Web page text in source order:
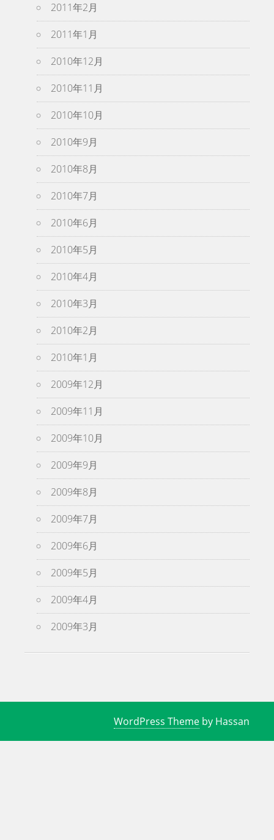
2011年2月
2011年1月
2010年12月
2010年11月
2010年10月
2010年9月
2010年8月
2010年7月
2010年6月
2010年5月
2010年4月
2010年3月
2010年2月
2010年1月
2009年12月
2009年11月
2009年10月
2009年9月
2009年8月
2009年7月
2009年6月
2009年5月
2009年4月
2009年3月
WordPress Theme by Hassan